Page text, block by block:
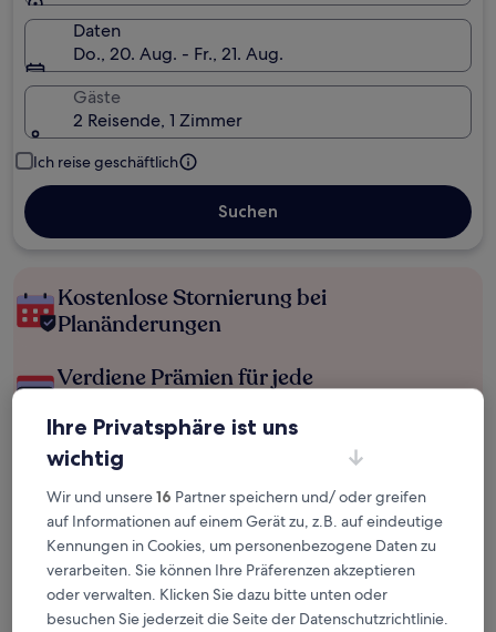
Daten
Do., 20. Aug. - Fr., 21. Aug.
Gäste
2 Reisende, 1 Zimmer
Ich reise geschäftlich
Suchen
Kostenlose Stornierung bei
Planänderungen
Verdiene Prämien für jede
Mehr sparen mit Preisen für Mitglieder
Überprüfe die Preise für diese Daten
Heute
6. Aug. - 7. Aug.
Morgen
7. Aug. - 8. Aug.
Ihre Privatsphäre ist uns
wichtig
Wir und unsere16 Partner speichern und/ oder greifen
auf Informationen auf einem Gerät zu, z.B. auf eindeutige
Kennungen in Cookies, um personenbezogene Daten zu
verarbeiten. Sie können Ihre Präferenzen akzeptieren
oder verwalten. Klicken Sie dazu bitte unten oder
besuchen Sie jederzeit die Seite der Datenschutzrichtlinie.